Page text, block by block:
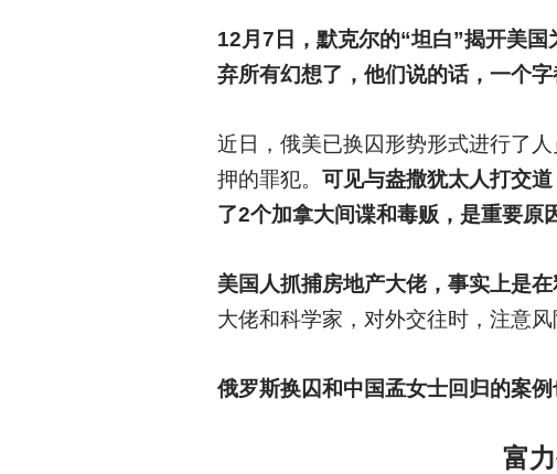
12月7日，默克尔的“坦白”揭开美
弃所有幻想了，他们说的话，一个
近日，俄美已换囚形势形式进行了
押的罪犯。 可见与盎撒犹太人打交
了2个加拿大间谍和毒贩，是重要原
美国人抓捕房地产大佬，事实上是
大佬和科学家，对外交往时，注意风
俄罗斯换囚和中国孟女士回归的案
富